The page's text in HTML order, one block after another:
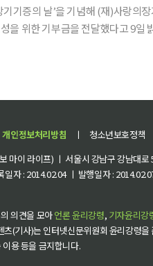
기기증의 날’을 기념해 (재)사랑의
기부금을 전달했다고 9일 밝혔다. 사랑의장기기
개인정보처리방침 ㅣ 청소년보호정책
마이 라이프) ㅣ 서울시 강남구 강남대
자 : 2014.02.04 ㅣ 발행일자 :
의견을 모아언론 윤리강령, 기자윤리강
(기사)는 인터넷신문위원회 윤리강령
용 등을 금지합니다.